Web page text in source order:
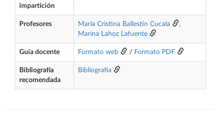
impartición
Profesores María Cristina Ballestín Cucala
,
Marina Lahoz Lafuente
Guía docente Formato web / Formato PDF
Bibliografía
recomendada
Bibliografía